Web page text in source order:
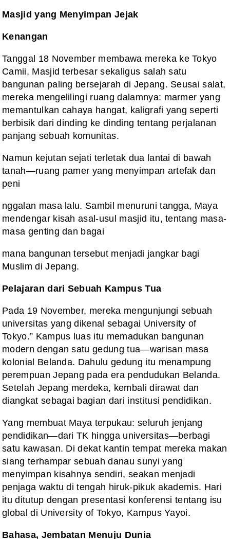
Masjid yang Menyimpan Jejak
Kenangan
Tanggal 18 November membawa mereka ke Tokyo
Camii, Masjid terbesar sekaligus salah satu
bangunan paling bersejarah di Jepang. Seusai salat,
mereka mengelilingi ruang dalamnya: marmer yang
memantulkan cahaya hangat, kaligrafi yang seperti
berbisik dari dinding ke dinding tentang perjalanan
panjang sebuah komunitas.
Namun kejutan sejati terletak dua lantai di bawah
tanah—ruang pamer yang menyimpan artefak dan
peni
nggalan masa lalu. Sambil menuruni tangga, Maya
mendengar kisah asal-usul masjid itu, tentang masa-
masa genting dan bagai
mana bangunan tersebut menjadi jangkar bagi
Muslim di Jepang.
Pelajaran dari Sebuah Kampus Tua
Pada 19 November, mereka mengunjungi sebuah
universitas yang dikenal sebagai University of
Tokyo.” Kampus luas itu memadukan bangunan
modern dengan satu gedung tua—warisan masa
kolonial Belanda. Dahulu gedung itu menampung
perempuan Jepang pada era pendudukan Belanda.
Setelah Jepang merdeka, kembali dirawat dan
diangkat sebagai bagian dari institusi pendidikan.
Yang membuat Maya terpukau: seluruh jenjang
pendidikan—dari TK hingga universitas—berbagi
satu kawasan. Di dekat kantin tempat mereka makan
siang terhampar sebuah danau sunyi yang
menyimpan kisahnya sendiri, seakan menjadi
penjaga waktu di tengah hiruk-pikuk akademis. Hari
itu ditutup dengan presentasi konferensi tentang isu
global di University of Tokyo, Kampus Yayoi.
Bahasa, Jembatan Menuju Dunia